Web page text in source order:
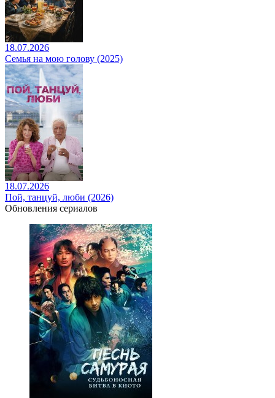
18.07.2026
Семья на мою голову (2025)
18.07.2026
Пой, танцуй, люби (2026)
Обновления сериалов